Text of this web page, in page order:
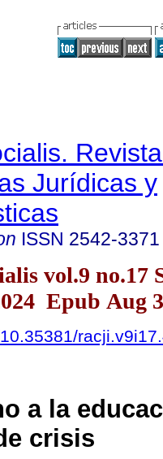
Jurídicas y
ISSN 2542-3371
vol.9 no.17
Epub Aug
a la
crisis